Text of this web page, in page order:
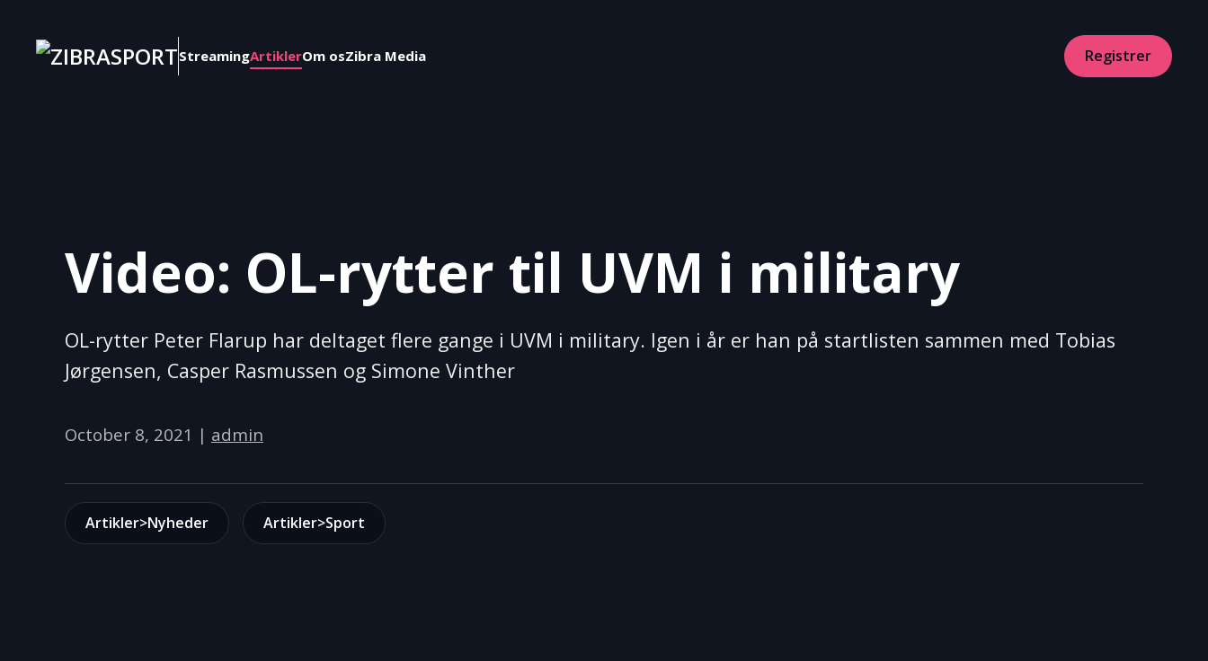
Skip to main content
StreamingArtiklerOm osZibra Media Registrer
Video: OL-rytter til UVM i military
OL-rytter Peter Flarup har deltaget flere gange i UVM i military. Igen i år er han på startlisten sammen med Tobias
Jørgensen, Casper Rasmussen og Simone Vinther
October 8, 2021 | admin
Artikler>Nyheder Artikler>Sport